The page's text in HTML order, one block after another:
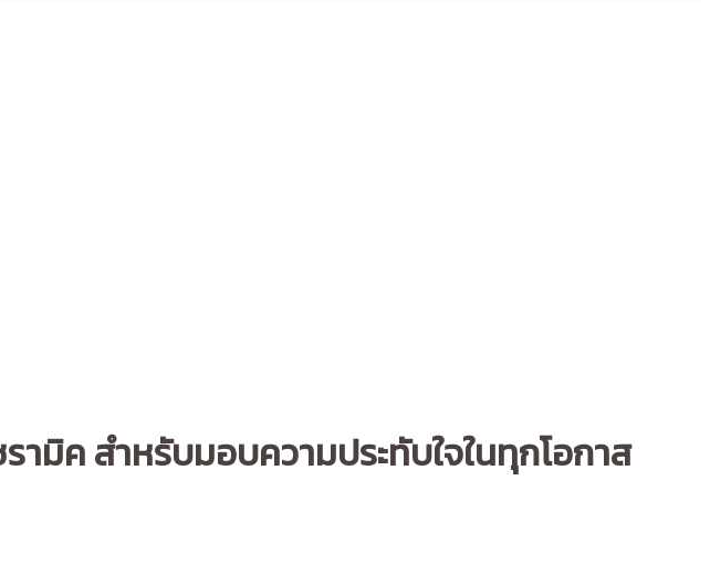
มิค สำหรับมอบความประทับใจในทุกโอกาส